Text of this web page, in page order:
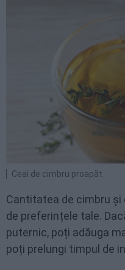
Ceai de cimbru proapăt
Cantitatea de cimbru și
de preferințele tale.
puternic, poți adăuga
poți prelungi timpul de